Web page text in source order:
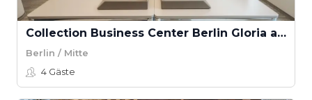
Collection Business Center Berlin Gloria am Ku'Damm Tagesbüro premium
Berlin / Mitte
4 Gäste